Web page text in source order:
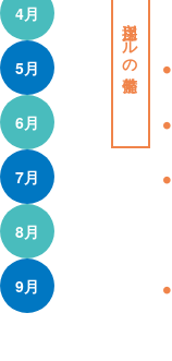
4月
5月
6月
7月
8月
9月
採用ツールの整備